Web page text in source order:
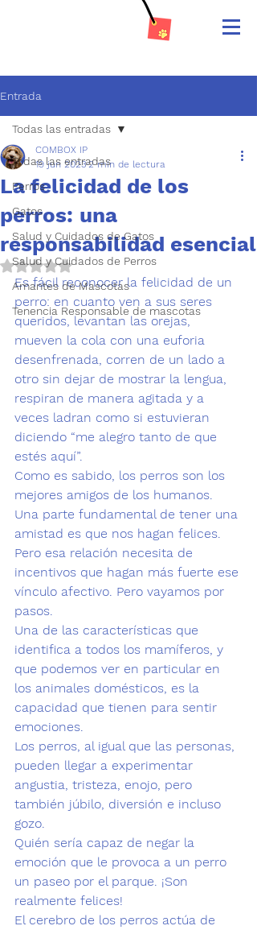
Entrada
Todas las entradas
Perros
Gatos
Salud y Cuidados de Gatos
Salud y Cuidados de Perros
Amantes de Mascotas
Tenencia Responsable de mascotas
Todas las entradas
La felicidad de los
perros: una
responsabilidad esencial
COMBOX IP
19 jun 20232 min de lectura
Obtuvo NaN de 5 estrellas.
Es fácil reconocer la felicidad de un
perro: en cuanto ven a sus seres
queridos, levantan las orejas,
mueven la cola con una euforia
desenfrenada, corren de un lado a
otro sin dejar de mostrar la lengua,
respiran de manera agitada y a
veces ladran como si estuvieran
diciendo “me alegro tanto de que
estés aquí”.
Como es sabido, los perros son los
mejores amigos de los humanos.
Una parte fundamental de tener una
amistad es que nos hagan felices.
Pero esa relación necesita de
incentivos que hagan más fuerte ese
vínculo afectivo. Pero vayamos por
pasos.
Una de las características que
identifica a todos los mamíferos, y
que podemos ver en particular en
los animales domésticos, es la
capacidad que tienen para sentir
emociones.
Los perros, al igual que las personas,
pueden llegar a experimentar
angustia, tristeza, enojo, pero
también júbilo, diversión e incluso
gozo.
Quién sería capaz de negar la
emoción que le provoca a un perro
un paseo por el parque. ¡Son
realmente felices!
El cerebro de los perros actúa de